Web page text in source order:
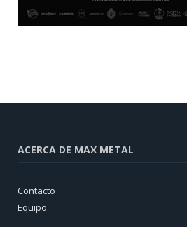
ACERCA DE MAX METAL
Contacto
Equipo